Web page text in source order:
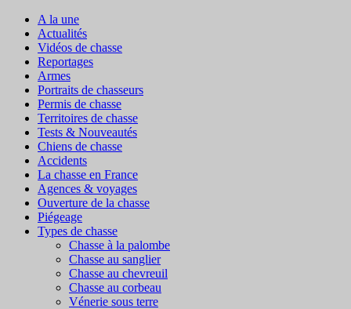
A la une
Actualités
Vidéos de chasse
Reportages
Armes
Portraits de chasseurs
Permis de chasse
Territoires de chasse
Tests & Nouveautés
Chiens de chasse
Accidents
La chasse en France
Agences & voyages
Ouverture de la chasse
Piégeage
Types de chasse
Chasse à la palombe
Chasse au sanglier
Chasse au chevreuil
Chasse au corbeau
Vénerie sous terre